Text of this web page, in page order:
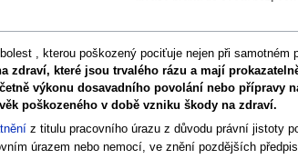
, kterou poškozený pociťuje nejen při
zdraví, které jsou trvalého rázu a mají
výkonu dosavadního povolání nebo přípravy
poškozeného v době vzniku škody na zdraví.
z titulu pracovního úrazu z důvodu právní jistoty
úrazem nebo nemocí, ve znění pozdějších